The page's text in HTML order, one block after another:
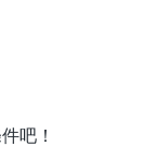
吧！